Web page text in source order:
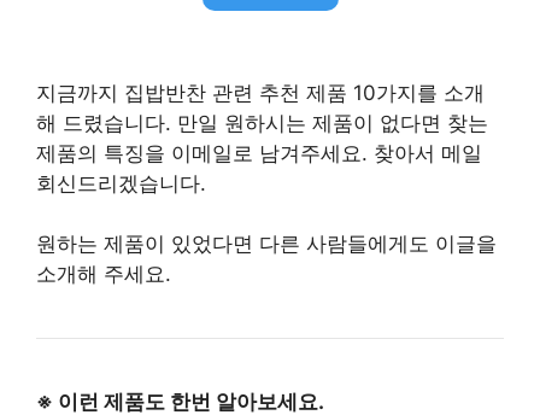
지금까지 집밥반찬 관련 추천 제품 10가지를 소개
해 드렸습니다. 만일 원하시는 제품이 없다면 찾는
제품의 특징을 이메일로 남겨주세요. 찾아서 메일
회신드리겠습니다.
원하는 제품이 있었다면 다른 사람들에게도 이글을
소개해 주세요.
※ 이런 제품도 한번 알아보세요.